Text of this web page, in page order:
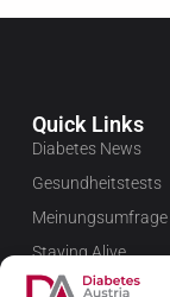
Quick Links
Diabetes News
Gesundheitstests
Meinungsumfrage
Staying Alive
Favoriten